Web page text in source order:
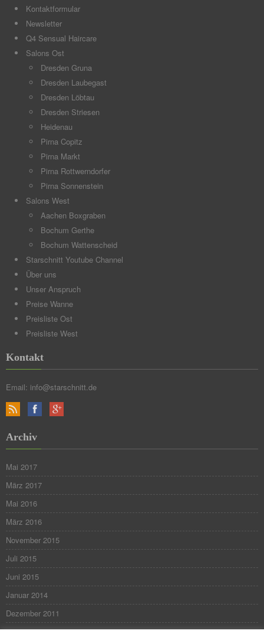
Kontaktformular
Newsletter
Q4 Sensual Haircare
Salons Ost
Dresden Gruna
Dresden Laubegast
Dresden Löbtau
Dresden Striesen
Heidenau
Pirna Copitz
Pirna Markt
Pirna Rottwerndorfer
Pirna Sonnenstein
Salons West
Aachen Boxgraben
Bochum Gerthe
Bochum Wattenscheid
Starschnitt Youtube Channel
Über uns
Unser Anspruch
Preise Wanne
Preisliste Ost
Preisliste West
Kontakt
Email: info@starschnitt.de
Archiv
Mai 2017
März 2017
Mai 2016
März 2016
November 2015
Juli 2015
Juni 2015
Januar 2014
Dezember 2011